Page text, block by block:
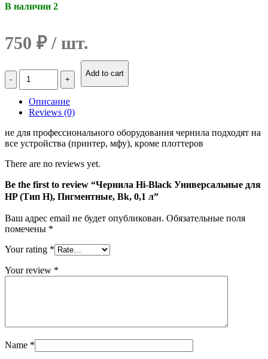
В наличии 2
750 ₽
Количество
Чернила
Black
Универсальные
HP
(Тип
H),
Bk,
0,1
л
Add to cart
Описание
Reviews (0)
не для профессионального оборудования чернила подходят на
все устройства (принтер, мфу), кроме плоттеров
There are no reviews yet.
Be the first to review “Чернила Hi-Black Универсальные для
HP (Тип H), Пигментные, Bk, 0,1 л”
Ваш адрес email не будет опубликован. Обязательные поля
помечены *
Your rating *
Your review *
Name *